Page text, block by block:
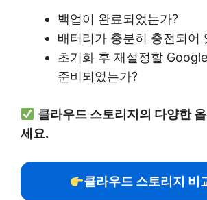
백업이 완료되었는가?
배터리가 충분히 충전되어
초기화 후 재설정할
준비되었는가?
클라우드 스토리지의 다양한
세요.
클라우드 스토리지 비